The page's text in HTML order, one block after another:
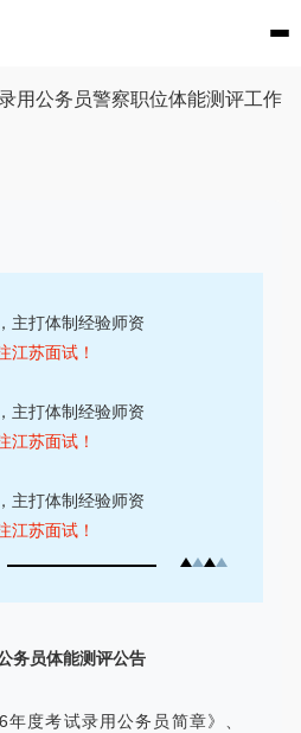
用公务员警察职位体能测评工作
主打体制经验师资
江苏面试！
主打体制经验师资
江苏面试！
主打体制经验师资
江苏面试！
务员体能测评公告
度考试录用公务员简章》、